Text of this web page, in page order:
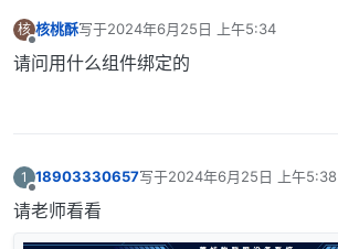
核 核桃酥写于2024年6月25日 上午5:34
最后由 编辑
请问用什么组件绑定的
1 18903330657写于2024年6月25日 上午5:38
最后由 编辑
请老师看看